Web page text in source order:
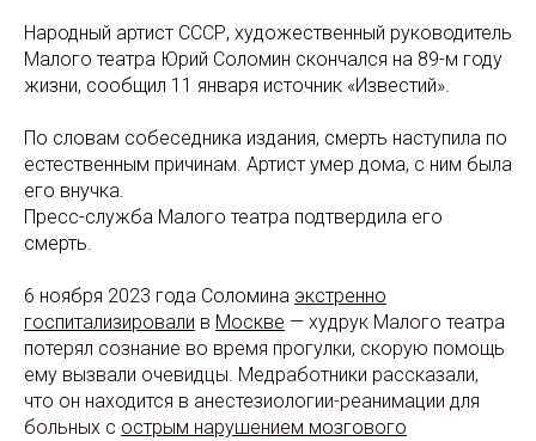
Народный артист СССР, художественный руководитель
Малого театра Юрий Соломин скончался на 89-м году
жизни, сообщил 11 января источник «Известий».
По словам собеседника издания, смерть наступила по
естественным причинам. Артист умер дома, с ним была
его внучка.
Пресс-служба Малого театра подтвердила его
смерть.
6 ноября 2023 года Соломина экстренно
госпитализировали в Москве — худрук Малого театра
потерял сознание во время прогулки, скорую помощь
ему вызвали очевидцы. Медработники рассказали,
что он находится в анестезиологии-реанимации для
больных с острым нарушением мозгового